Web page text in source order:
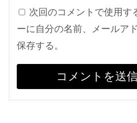
次回のコメントで使用す
ーに自分の名前、メールア
保存する。